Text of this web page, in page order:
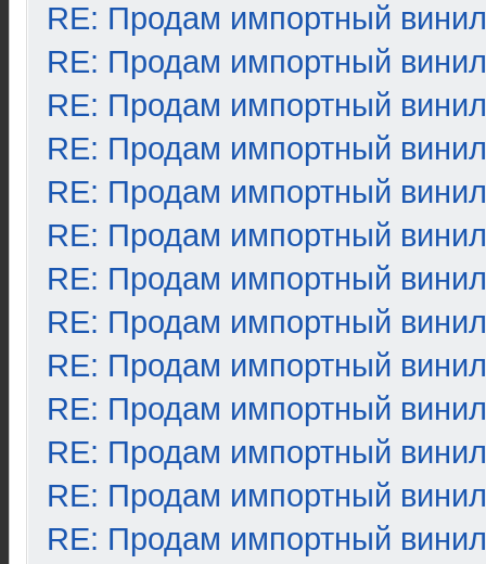
RE: Продам импортный винил
RE: Продам импортный винил
RE: Продам импортный винил
RE: Продам импортный винил
RE: Продам импортный винил
RE: Продам импортный винил
RE: Продам импортный винил
RE: Продам импортный винил
RE: Продам импортный винил
RE: Продам импортный винил
RE: Продам импортный винил
RE: Продам импортный винил
RE: Продам импортный винил